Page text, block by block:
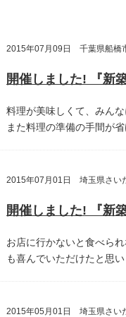
2015年07月09日 千葉県船
料理が美味しくて、みん
また料理の準備の手間が
2015年07月01日 埼玉県さい
お店に行かないと食べら
も喜んでいただけたと思い
2015年05月01日 埼玉県さい